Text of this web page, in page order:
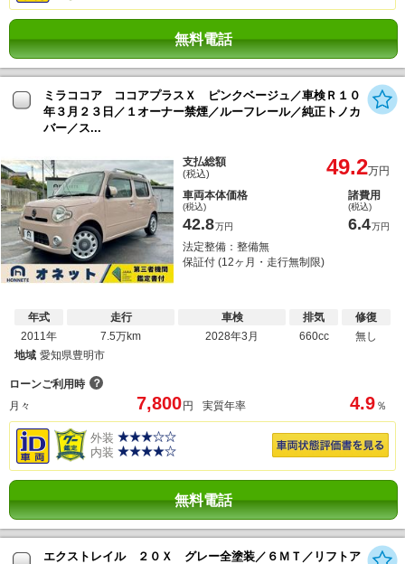
無料電話
ミラココア ココアプラスＸ ピンクベージュ／車検Ｒ１０
年３月２３日／１オーナー禁煙／ルーフレール／純正トノカ
バー／ス...
支払総額
(税込) 49.2万円
車両本体価格
(税込)
42.8万円
諸費用
(税込)
6.4万円
法定整備：整備無
保証付 (12ヶ月・走行無制限)
年式
2011年
走行
7.5万km
車検
2028年3月
排気
660cc
修復
無し
地域 愛知県豊明市
ローンご利用時 ？
月々
7,800円 実質年率 4.9 ％
外装
内装
無料電話
エクストレイル ２０Ｘ グレー全塗装／６ＭＴ／リフトア